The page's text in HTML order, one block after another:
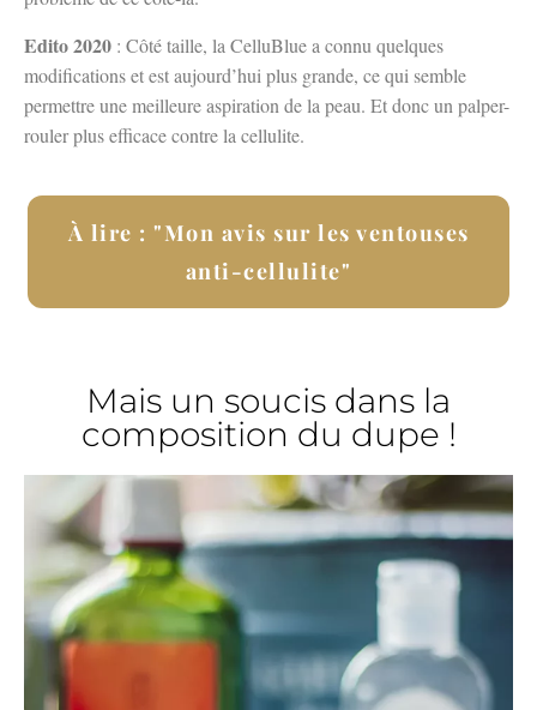
Edito 2020 : Côté taille, la CelluBlue a connu quelques
modifications et est aujourd’hui plus grande, ce qui semble
permettre une meilleure aspiration de la peau. Et donc un palper-
rouler plus efficace contre la cellulite.
À lire : "Mon avis sur les ventouses
anti-cellulite"
Mais un soucis dans la
composition du dupe !